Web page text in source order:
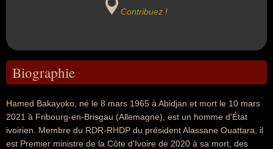
Contribuez !
Biographie
Hamed Bakayoko, né le 8 mars 1965 à Abidjan et mort le 10 mars
2021 à Fribourg-en-Brisgau (Allemagne), est un homme d'État
ivoirien. Membre du RDR-RHDP du président Alassane Ouattara, il
est Premier ministre de la Côte d'Ivoire de 2020 à sa mort, des